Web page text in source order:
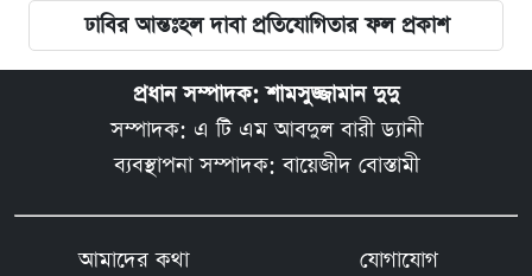
ঢাবির আন্তঃহল দাবা প্রতিযোগিতার ফল প্রকাশ
প্রধান সম্পাদক: শামসুজ্জামান দুদু
সম্পাদক: এ টি এম আবদুল বারী ড্যানী
ব্যবস্থাপনা সম্পাদক: বায়েজীদ বোস্তামী
আমাদের কথা
যোগাযোগ